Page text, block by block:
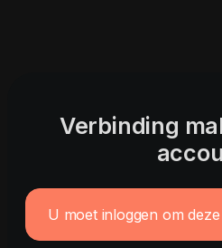
Verbinding
U moet inloggen om